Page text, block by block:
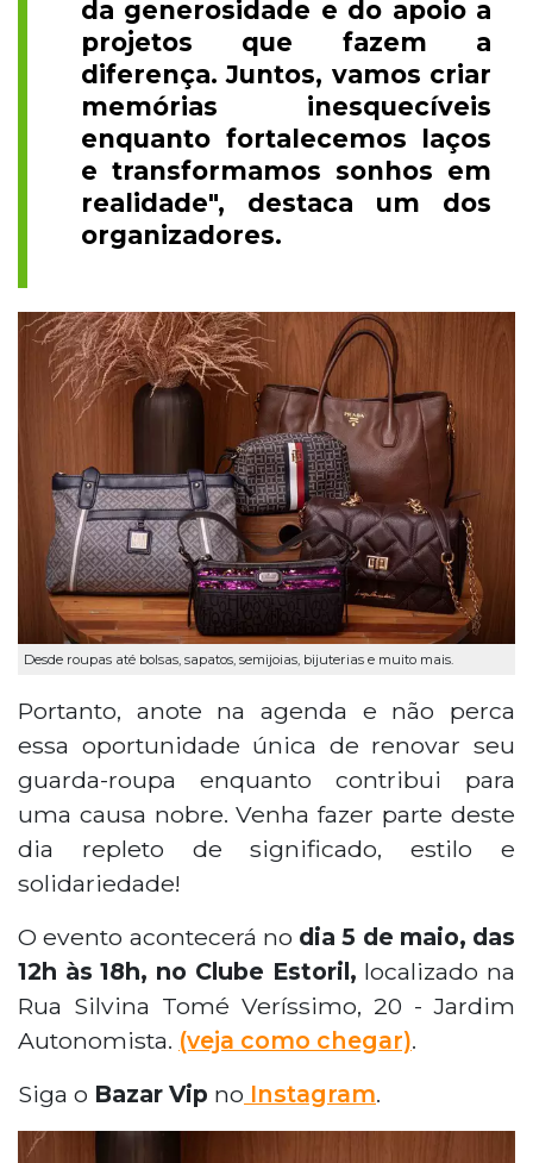
da generosidade e do apoio a
projetos que fazem a
diferença. Juntos, vamos criar
memórias inesquecíveis
enquanto fortalecemos laços
e transformamos sonhos em
realidade", destaca um dos
organizadores.
Desde roupas até bolsas, sapatos, semijoias, bijuterias e muito mais.
Portanto, anote na agenda e não perca
essa oportunidade única de renovar seu
guarda-roupa enquanto contribui para
uma causa nobre. Venha fazer parte deste
dia repleto de significado, estilo e
solidariedade!
O evento acontecerá no dia 5 de maio, das
12h às 18h, no Clube Estoril, localizado na
Rua Silvina Tomé Veríssimo, 20 - Jardim
Autonomista. (veja como chegar).
Siga o Bazar Vip no Instagram.